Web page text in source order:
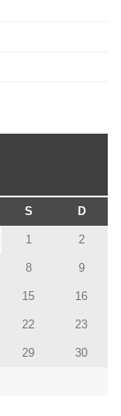
S D
1 2
8 9
15 16
22 23
29 30